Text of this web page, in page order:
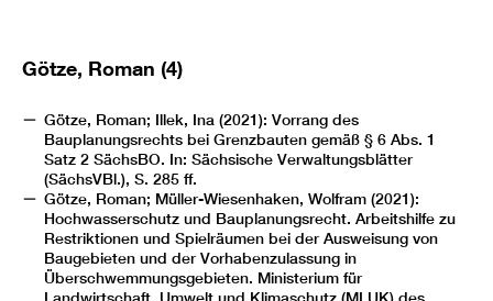
Götze, Roman (4)
Götze, Roman; Illek, Ina (2021): Vorrang des
Bauplanungsrechts bei Grenzbauten gemäß § 6 Abs. 1
Satz 2 SächsBO. In: Sächsische Verwaltungsblätter
(SächsVBl.), S. 285 ff.
Götze, Roman; Müller-Wiesenhaken, Wolfram (2021):
Hochwasserschutz und Bauplanungsrecht. Arbeitshilfe zu
Restriktionen und Spielräumen bei der Ausweisung von
Baugebieten und der Vorhabenzulassung in
Überschwemmungsgebieten. Ministerium für